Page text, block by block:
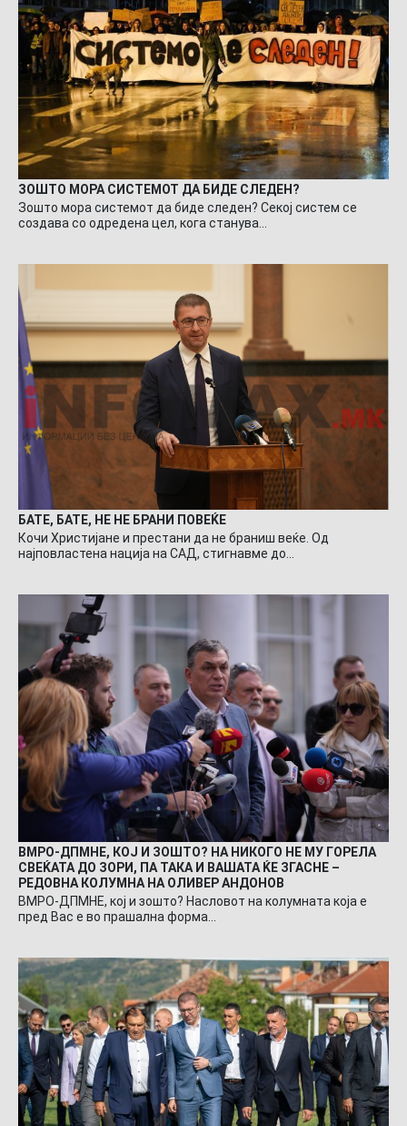
ЗОШТО МОРА СИСТЕМОТ ДА БИДЕ СЛЕДЕН?
Зошто мора системот да биде следен? Секој систем се
создава со одредена цел, кога станува…
БАТЕ, БАТЕ, НЕ НЕ БРАНИ ПОВЕЌЕ
Кочи Христијане и престани да не браниш веќе. Од
најповластена нација на САД, стигнавме до…
ВМРО-ДПМНЕ, КОЈ И ЗОШТО? НА НИКОГО НЕ МУ ГОРЕЛА
СВЕЌАТА ДО ЗОРИ, ПА ТАКА И ВАШАТА ЌЕ ЗГАСНЕ –
РЕДОВНА КОЛУМНА НА ОЛИВЕР АНДОНОВ
ВМРО-ДПМНЕ, кој и зошто? Насловот на колумната која е
пред Вас е во прашална форма…